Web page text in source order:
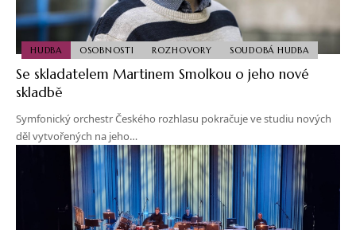
HUDBA OSOBNOSTI ROZHOVORY SOUDOBÁ HUDBA
Se skladatelem Martinem Smolkou o jeho nové
skladbě
Symfonický orchestr Českého rozhlasu pokračuje ve studiu nových
děl vytvořených na jeho…